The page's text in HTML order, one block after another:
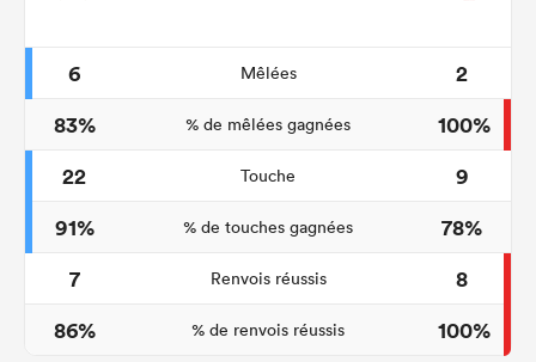
6 Mêlées
2
83%
% de mêlées gagnées
100%
22
Touche
9
91%
% de touches gagnées
78%
7
Renvois réussis
8
86%
% de renvois réussis 100%